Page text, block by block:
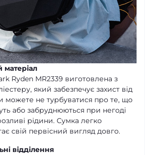
Ryden MR2339 виготовлена з
який забезпечує захист від
можете не турбуватися про те, що
або забруднюються при негоді
рідини. Сумка легко
свій первісний вигляд довго.
відділення